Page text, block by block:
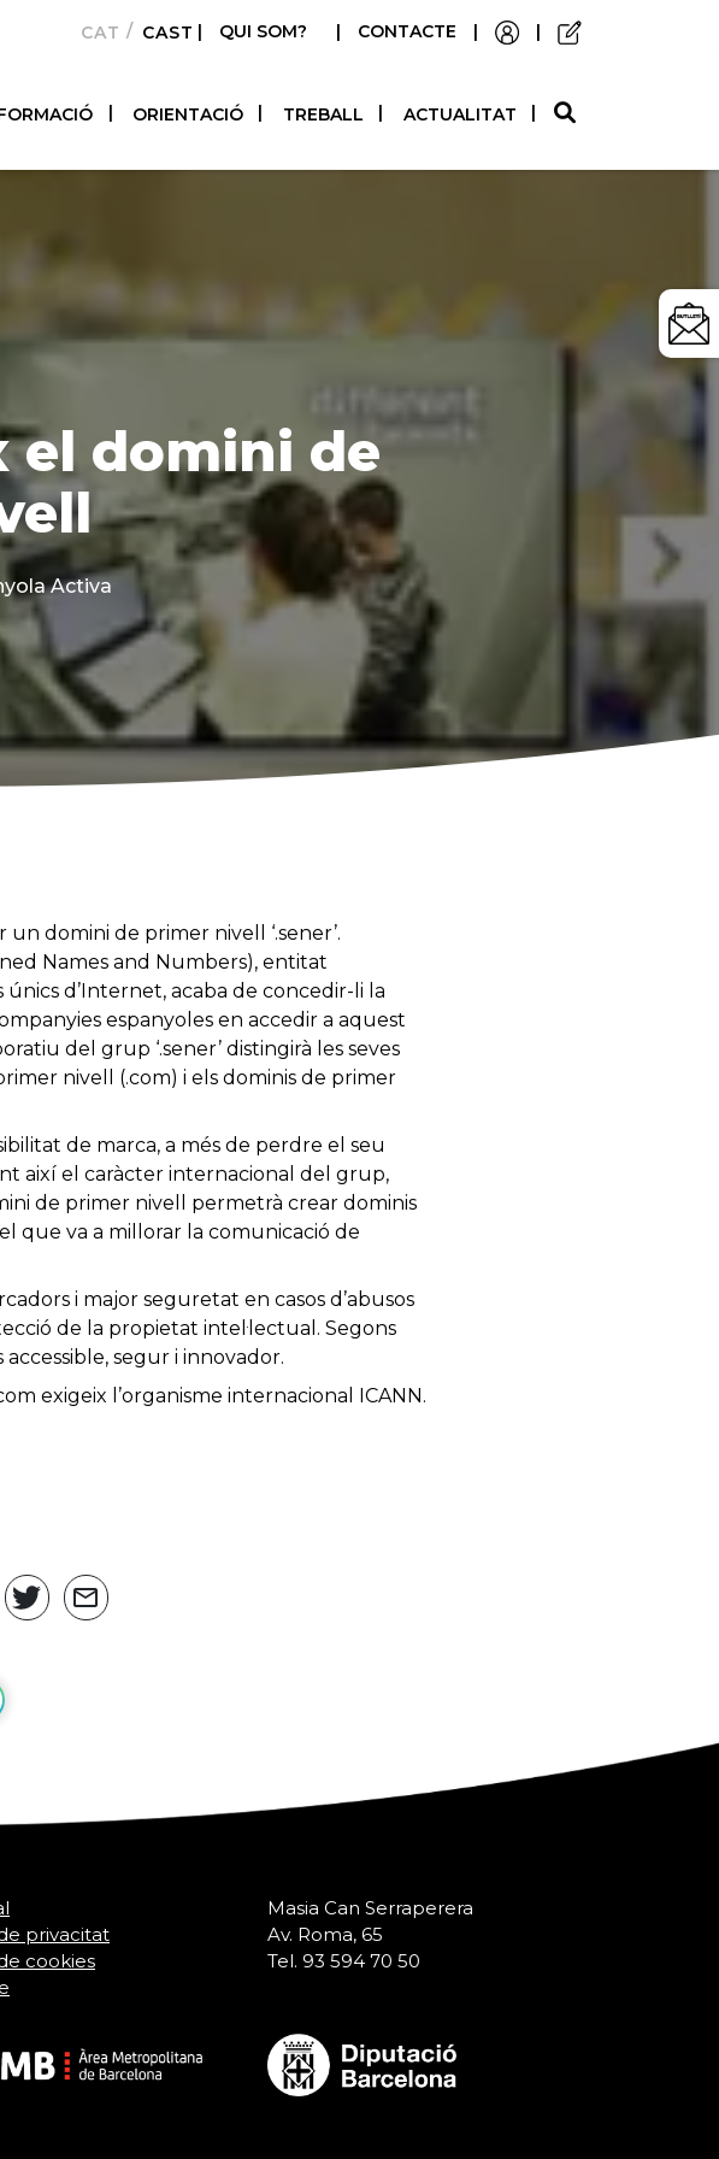
CATALÀCASTELLANO
| QUI SOM? | CONTACTE | |
ORIENTACIÓ TREBALL ACTUALITAT
el domini de
Activa
domini de primer nivell ‘.sener’.
Names and Numbers), entitat
d’Internet, acaba de concedir-li la
espanyoles en accedir a aquest
del grup ‘.sener’ distingirà les seves
nivell (.com) i els dominis de primer
de marca, a més de perdre el seu
així el caràcter internacional del grup,
de primer nivell permetrà crear dominis
que va a millorar la comunicació de
i major seguretat en casos d’abusos
de la propietat intel·lectual. Segons
segur i innovador.
exigeix ​​l’organisme internacional ICANN.
privacitat
cookies
Masia Can Serraperera
Av. Roma, 65
Tel. 93 594 70 50